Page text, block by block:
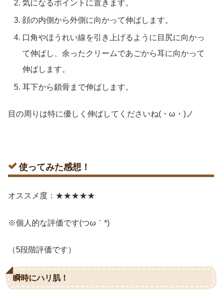
気になるポイントに置きます。
顔の内側から外側に向かって伸ばします。
口角やほうれい線を引き上げるように目尻に向かっ
て伸ばし、余ったクリームであごから耳に向かって
伸ばします。
耳下から鎖骨まで伸ばします。
目の周りは特に優しく伸ばしてくださいね(・ω・)ノ
使ってみた感想！
オススメ度：★★★★★
※個人的な評価です(つω｀*)
（5段階評価です）
瞬時にハリ肌！